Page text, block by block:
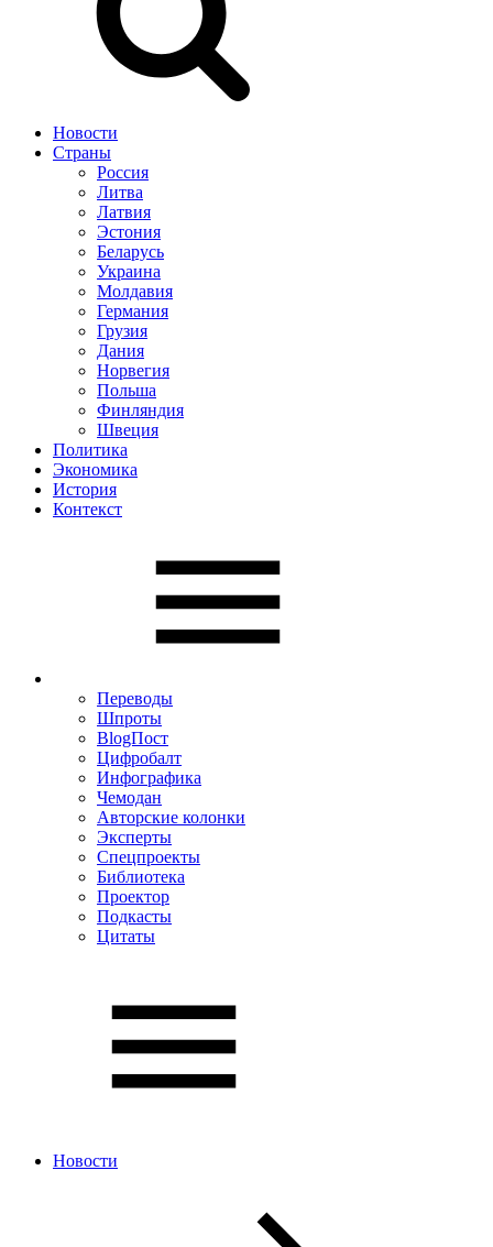
Новости
Страны
Россия
Литва
Латвия
Эстония
Беларусь
Украина
Молдавия
Германия
Грузия
Дания
Норвегия
Польша
Финляндия
Швеция
Политика
Экономика
История
Контекст
Переводы
Шпроты
BlogПост
Цифробалт
Инфографика
Чемодан
Авторские колонки
Эксперты
Спецпроекты
Библиотека
Проектор
Подкасты
Цитаты
Новости